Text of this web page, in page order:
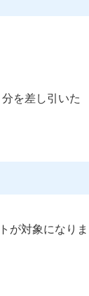
を差し引いた
が対象になりま